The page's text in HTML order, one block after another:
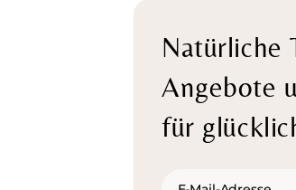
Natürliche
Angebote
für